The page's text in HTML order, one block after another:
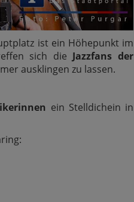
ist ein Höhepunkt im
sich die Jazzfans der
ausklingen zu lassen.
ein Stelldichein in